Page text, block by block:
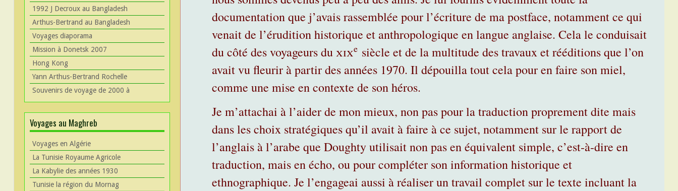
1992 J Decroux au Bangladesh
Arthus-Bertrand au Bangladesh
Voyages diaporama
Mission à Donetsk 2007
Hong Kong
Yann Arthus-Bertrand Rochelle
Souvenirs de voyage de 2000 à
Voyages au Maghreb
Voyages en Algérie
La Tunisie Royaume Agricole
La Kabylie des années 1930
Tunisie la région du Mornag
documentation que j’avais rassemblée pour l’écriture de ma postface, notamment ce qui
venait de l’érudition historique et anthropologique en langue anglaise. Cela le conduisait
du côté des voyageurs duxixesiècle et de la multitude des travaux et rééditions que l’on
avait vu fleurir à partir des années 1970. Il dépouilla tout cela pour en faire son miel,
comme une mise en contexte de son héros.
Je m’attachai à l’aider de mon mieux, non pas pour la traduction proprement dite mais
dans les choix stratégiques qu’il avait à faire à ce sujet, notamment sur le rapport de
l’anglais à l’arabe que Doughty utilisait non pas en équivalent simple, c’est-à-dire en
traduction, mais en écho, ou pour compléter son information historique et
ethnographique. Je l’engageai aussi à réaliser un travail complet sur le texte incluant la